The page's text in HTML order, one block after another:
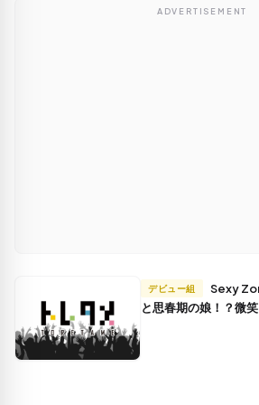
ADVERTISEMENT
デビュー組
と思春期の娘！？微